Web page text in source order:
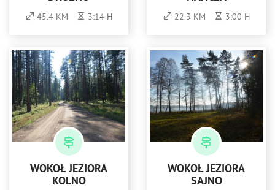
45.4 KM 3:14 H 22.3 KM 3:00 H
WOKÓŁ JEZIORA
KOLNO
WOKÓŁ JEZIORA
SAJNO